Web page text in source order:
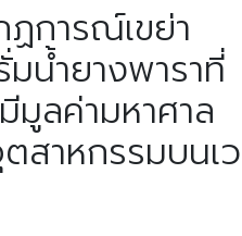
การณ์เขย่า
น้ำยางพาราที่
ลค่ามหาศาล
สาหกรรมบนเ